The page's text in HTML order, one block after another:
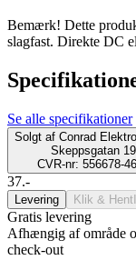
Bemærk! Dette
slagfast. Direkte DC
Se alle specifikationer
Solgt af Conrad
Skeppsgatan 19
CVR-nr: 556678-
37.-
Levering Klik & Hent
Gratis levering
Afhængig af område
check-out